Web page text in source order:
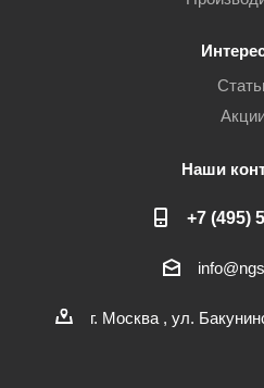
Наши
+7 (495)
г. Москва , ул.